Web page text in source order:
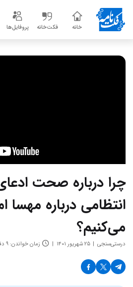
خانه فکت‌خانه پروفایل‌ها
چرا درباره صحت
انتظامی درباره مهسا
می‌کنیم؟
درستی‌سنجی ۲۵ شهریور ۱۴۰۱ زمان خواندن: ۹ دقیقه